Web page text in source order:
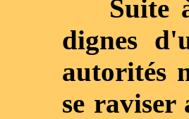
Suite à
dignes
autorités
se raviser